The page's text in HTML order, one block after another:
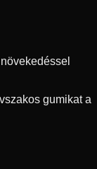
gumikat a